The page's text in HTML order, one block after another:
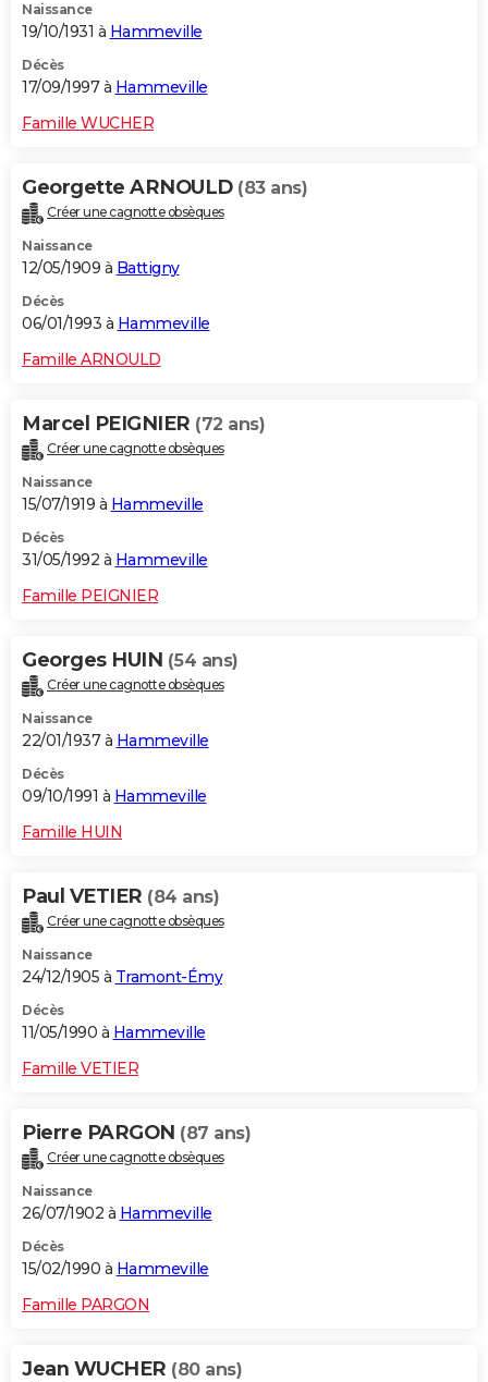
Naissance
19/10/1931 à Hammeville
Décès
17/09/1997 à Hammeville
Famille WUCHER
Georgette ARNOULD (83 ans)
Créer une cagnotte obsèques
Naissance
12/05/1909 à Battigny
Décès
06/01/1993 à Hammeville
Famille ARNOULD
Marcel PEIGNIER (72 ans)
Créer une cagnotte obsèques
Naissance
15/07/1919 à Hammeville
Décès
31/05/1992 à Hammeville
Famille PEIGNIER
Georges HUIN (54 ans)
Créer une cagnotte obsèques
Naissance
22/01/1937 à Hammeville
Décès
09/10/1991 à Hammeville
Famille HUIN
Paul VETIER (84 ans)
Créer une cagnotte obsèques
Naissance
24/12/1905 à Tramont-Émy
Décès
11/05/1990 à Hammeville
Famille VETIER
Pierre PARGON (87 ans)
Créer une cagnotte obsèques
Naissance
26/07/1902 à Hammeville
Décès
15/02/1990 à Hammeville
Famille PARGON
Jean WUCHER (80 ans)